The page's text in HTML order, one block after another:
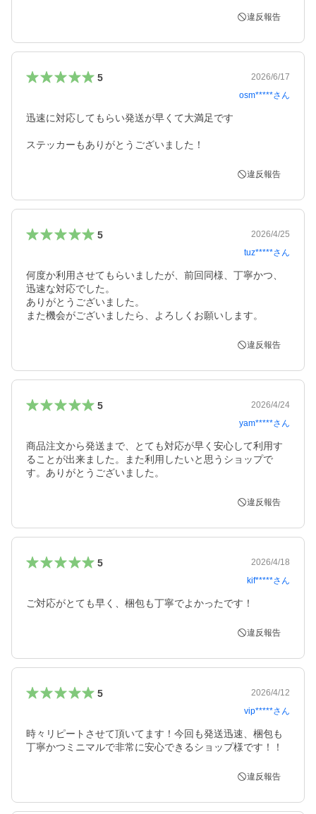
違反報告
5
2026/6/17
osm*****さん
迅速に対応してもらい発送が早くて大満足です
ステッカーもありがとうございました！
違反報告
5
2026/4/25
tuz*****さん
何度か利用させてもらいましたが、前回同様、丁寧かつ、
迅速な対応でした。
ありがとうございました。
また機会がございましたら、よろしくお願いします。
違反報告
5
2026/4/24
yam*****さん
商品注文から発送まで、とても対応が早く安心して利用す
ることが出来ました。また利用したいと思うショップで
す。ありがとうございました。
違反報告
5
2026/4/18
kif*****さん
ご対応がとても早く、梱包も丁寧でよかったです！
違反報告
5
2026/4/12
vip*****さん
時々リピートさせて頂いてます！今回も発送迅速、梱包も
丁寧かつミニマルで非常に安心できるショップ様です！！
違反報告